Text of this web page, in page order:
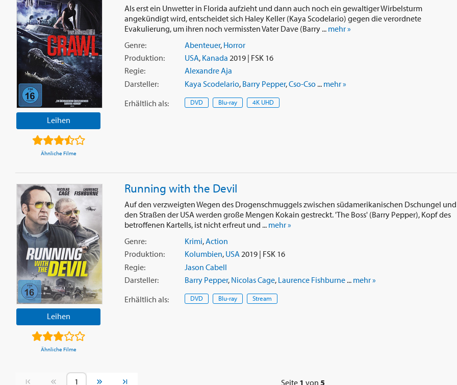
Leihen
Ähnliche Filme
Als erst ein Unwetter in Florida aufzieht und dann auch noch ein gewaltiger Wirbelsturm
angekündigt wird, entscheidet sich Haley Keller (Kaya Scodelario) gegen die verordnete
Evakulierung, um ihren noch vermissten Vater Dave (Barry ... mehr »
Genre:
Abenteuer, Horror
Produktion:
USA, Kanada 2019 | FSK 16
Regie:
Alexandre Aja
Darsteller:
Kaya Scodelario, Barry Pepper,Cso-Cso... mehr »
Erhältlich als: DVD Blu-ray 4K UHD
Leihen
Ähnliche Filme
Running with the Devil
Auf den verzweigten Wegen des Drogenschmuggels zwischen südamerikanischen Dschungel und
den Straßen der USA werden große Mengen Kokain gestreckt. 'The Boss' (Barry Pepper), Kopf des
betroffenen Kartells, ist nicht erfreut und ... mehr »
Genre:
Krimi,Action
Produktion:
Kolumbien, USA2019 | FSK 16
Regie:
Jason Cabell
Darsteller:
Barry Pepper, Nicolas Cage, Laurence Fishburne... mehr »
Erhältlich als: DVD Blu-ray Stream
Vorherige Seite Nächste Seite Seite 1 von 5